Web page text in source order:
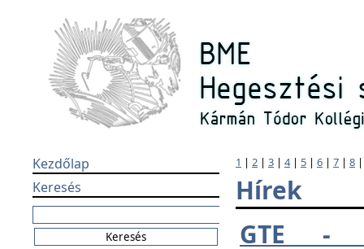
Kezdőlap
Keresés
1 | 2 | 3 | 4| 5 | 6 | 7 | 8
Hírek
GTE -